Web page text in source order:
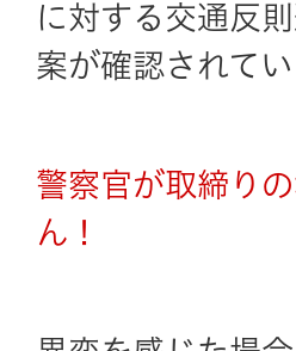
に対する交通反
案が確認されてい
警察官が取締り
ん！